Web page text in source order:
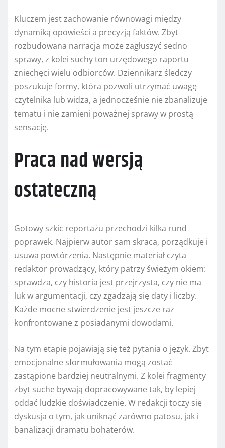
Kluczem jest zachowanie równowagi między
dynamiką opowieści a precyzją faktów. Zbyt
rozbudowana narracja może zagłuszyć sedno
sprawy, z kolei suchy ton urzędowego raportu
zniechęci wielu odbiorców. Dziennikarz śledczy
poszukuje formy, która pozwoli utrzymać uwagę
czytelnika lub widza, a jednocześnie nie zbanalizuje
tematu i nie zamieni poważnej sprawy w prostą
sensację.
Praca nad wersją
ostateczną
Gotowy szkic reportażu przechodzi kilka rund
poprawek. Najpierw autor sam skraca, porządkuje i
usuwa powtórzenia. Następnie materiał czyta
redaktor prowadzący, który patrzy świeżym okiem:
sprawdza, czy historia jest przejrzysta, czy nie ma
luk w argumentacji, czy zgadzają się daty i liczby.
Każde mocne stwierdzenie jest jeszcze raz
konfrontowane z posiadanymi dowodami.
Na tym etapie pojawiają się też pytania o język. Zbyt
emocjonalne sformułowania mogą zostać
zastąpione bardziej neutralnymi. Z kolei fragmenty
zbyt suche bywają dopracowywane tak, by lepiej
oddać ludzkie doświadczenie. W redakcji toczy się
dyskusja o tym, jak uniknąć zarówno patosu, jak i
banalizacji dramatu bohaterów.